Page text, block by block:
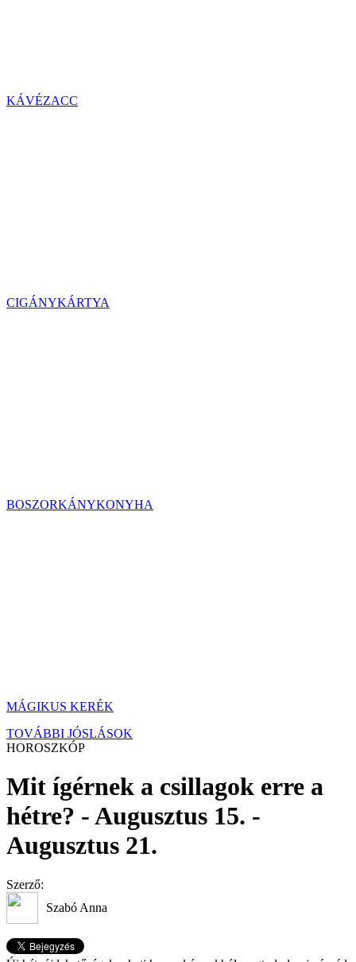
KÁVÉZACC
CIGÁNYKÁRTYA
BOSZORKÁNYKONYHA
MÁGIKUS KERÉK
TOVÁBBI JÓSLÁSOK
HOROSZKÓP
Mit ígérnek a csillagok erre a
hétre? - Augusztus 15. -
Augusztus 21.
Szerző:
Szabó Anna